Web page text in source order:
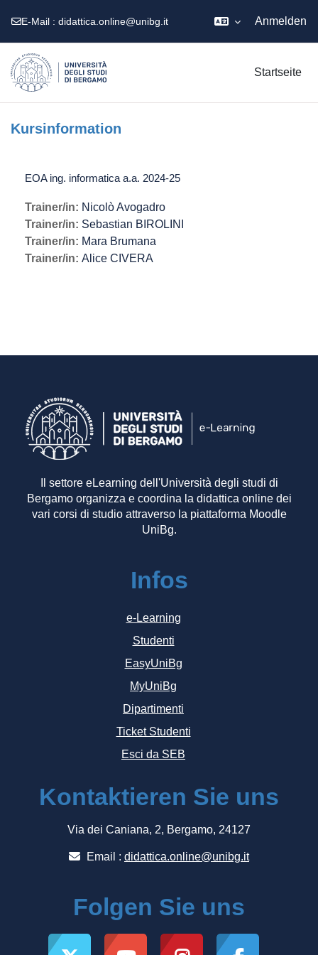
E-Mail : didattica.online@unibg.it Anmelden
Startseite
Kursinformation
EOA ing. informatica a.a. 2024-25
Trainer/in: Nicolò Avogadro
Trainer/in: Sebastian BIROLINI
Trainer/in: Mara Brumana
Trainer/in: Alice CIVERA
Il settore eLearning dell'Università degli studi di
Bergamo organizza e coordina la didattica online dei
vari corsi di studio attraverso la piattaforma Moodle
UniBg.
Infos
e-Learning
Studenti
EasyUniBg
MyUniBg
Dipartimenti
Ticket Studenti
Esci da SEB
Kontaktieren Sie uns
Via dei Caniana, 2, Bergamo, 24127
Email : didattica.online@unibg.it
Folgen Sie uns